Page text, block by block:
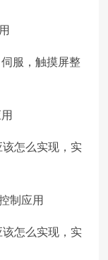
服，触摸屏整
怎么实现，实
制应用
怎么实现，实